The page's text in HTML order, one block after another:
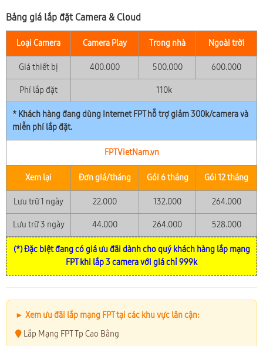
Bảng giá lắp đặt Camera & Cloud
Loại Camera Camera Play Trong nhà Ngoài trời
Giá thiết bị 400.000 500.000 600.000
Phí lắp đặt 110k
* Khách hàng đang dùng Internet FPT hỗ trợ giảm 300k/camera và
miễn phí lắp đặt.
FPTVietNam.vn
Xem lại Đơn giá/tháng Gói 6 tháng Gói 12 tháng
Lưu trữ 1 ngày 22.000 132.000 264.000
Lưu trữ 3 ngày 44.000 264.000 528.000
(*) Đặc biệt đang có giá ưu đãi dành cho quý khách hàng lắp mạng
FPT khi lắp 3 camera với giá chỉ 999k
► Xem ưu đãi lắp mạng FPT tại các khu vực lân cận:
Lắp Mạng FPT Tp Cao Bằng